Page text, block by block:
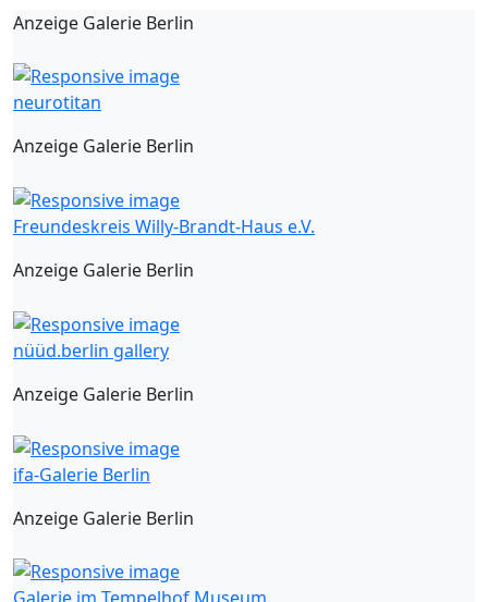
Anzeige Galerie Berlin
neurotitan
Anzeige Galerie Berlin
Freundeskreis Willy-Brandt-Haus e.V.
Anzeige Galerie Berlin
nüüd.berlin gallery
Anzeige Galerie Berlin
ifa-Galerie Berlin
Anzeige Galerie Berlin